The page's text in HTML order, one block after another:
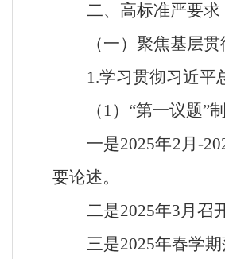
二、高标准严要
（一）聚焦基层
1.学习贯彻习近平
（ 1）“第一议题”
一是2025年2月-
要论述。
二是2025年3月召
三是2025年春学